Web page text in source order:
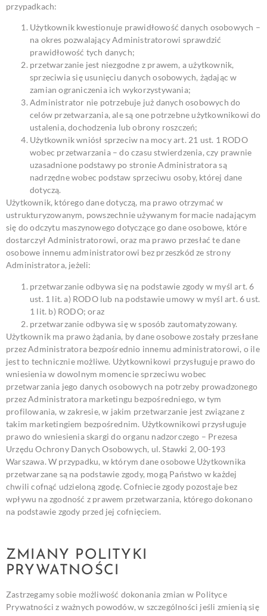
przypadkach:
Użytkownik kwestionuje prawidłowość danych osobowych –
na okres pozwalający Administratorowi sprawdzić
prawidłowość tych danych;
przetwarzanie jest niezgodne z prawem, a użytkownik,
sprzeciwia się usunięciu danych osobowych, żądając w
zamian ograniczenia ich wykorzystywania;
Administrator nie potrzebuje już danych osobowych do
celów przetwarzania, ale są one potrzebne użytkownikowi do
ustalenia, dochodzenia lub obrony roszczeń;
Użytkownik wniósł sprzeciw na mocy art. 21 ust. 1 RODO
wobec przetwarzania – do czasu stwierdzenia, czy prawnie
uzasadnione podstawy po stronie Administratora są
nadrzędne wobec podstaw sprzeciwu osoby, której dane
dotyczą.
Użytkownik, którego dane dotyczą, ma prawo otrzymać w
ustrukturyzowanym, powszechnie używanym formacie nadającym
się do odczytu maszynowego dotyczące go dane osobowe, które
dostarczył Administratorowi, oraz ma prawo przesłać te dane
osobowe innemu administratorowi bez przeszkód ze strony
Administratora, jeżeli:
przetwarzanie odbywa się na podstawie zgody w myśl art. 6
ust. 1 lit. a) RODO lub na podstawie umowy w myśl art. 6 ust.
1 lit. b) RODO; oraz
przetwarzanie odbywa się w sposób zautomatyzowany.
Użytkownik ma prawo żądania, by dane osobowe zostały przesłane
przez Administratora bezpośrednio innemu administratorowi, o ile
jest to technicznie możliwe. Użytkownikowi przysługuje prawo do
wniesienia w dowolnym momencie sprzeciwu wobec
przetwarzania jego danych osobowych na potrzeby prowadzonego
przez Administratora marketingu bezpośredniego, w tym
profilowania, w zakresie, w jakim przetwarzanie jest związane z
takim marketingiem bezpośrednim. Użytkownikowi przysługuje
prawo do wniesienia skargi do organu nadzorczego – Prezesa
Urzędu Ochrony Danych Osobowych, ul. Stawki 2, 00-193
Warszawa. W przypadku, w którym dane osobowe Użytkownika
przetwarzane są na podstawie zgody, mogą Państwo w każdej
chwili cofnąć udzieloną zgodę. Cofniecie zgody pozostaje bez
wpływu na zgodność z prawem przetwarzania, którego dokonano
na podstawie zgody przed jej cofnięciem.
ZMIANY POLITYKI
PRYWATNOŚCI
Zastrzegamy sobie możliwość dokonania zmian w Polityce
Prywatności z ważnych powodów, w szczególności jeśli zmienią się